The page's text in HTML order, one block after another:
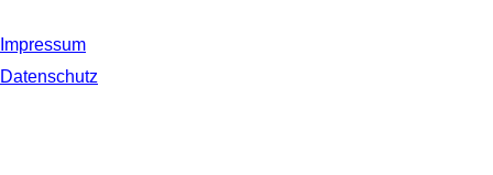
Impressum
Datenschutz